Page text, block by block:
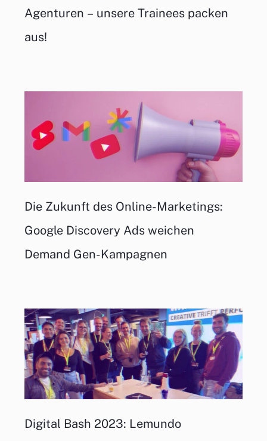
Agenturen – unsere Trainees packen
aus!
Die Zukunft des Online-Marketings:
Google Discovery Ads weichen
Demand Gen-Kampagnen
Digital Bash 2023: Lemundo